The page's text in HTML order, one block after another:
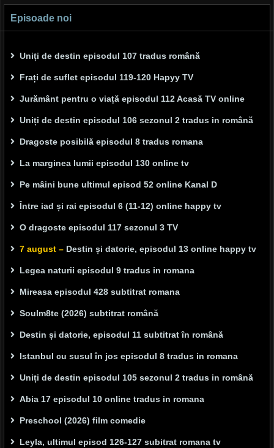
Episoade noi
Uniți de destin episodul 107 tradus română
Frați de suflet episodul 119-120 Hapyy TV
Jurământ pentru o viață episodul 112 Acasă TV online
Uniți de destin episodul 106 sezonul 2 tradus in română
Dragoste posibilă episodul 8 tradus romana
La marginea lumii episodul 130 online tv
Pe mâini bune ultimul episod 52 online Kanal D
Între iad și rai episodul 6 (11-12) online happy tv
O dragoste episodul 117 sezonul 3 TV
7 august – Destin și datorie, episodul 13 online happy tv
Legea naturii episodul 9 tradus in romana
Mireasa episodul 428 subtitrat romana
Soulm8te (2026) subtitrat română
Destin și datorie, episodul 11 subtitrat în română
Istanbul cu susul în jos episodul 8 tradus in romana
Uniți de destin episodul 105 sezonul 2 tradus in română
Abia 17 episodul 10 online tradus in romana
Preschool (2026) film comedie
Leyla, ultimul episod 126-127 subitrat romana tv